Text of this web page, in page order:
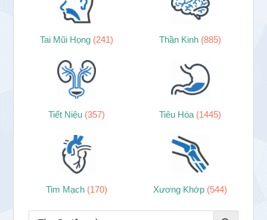
Tai Mũi Họng (241) Thần Kinh (885)
Tiết Niệu (357) Tiêu Hóa (1445)
Tim Mạch (170) Xương Khớp (544)